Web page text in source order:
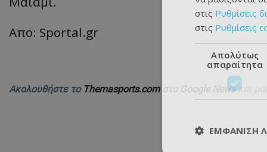
Απο: Sportal.gr
Ακολουθήστε το Themasports.com στο Google Newsκαι
στις Ρυθμίσεις
στις Ρυθμίσεις
Απολύτως
απαραίτητα
ΕΜΦΆΝΙΣΗ